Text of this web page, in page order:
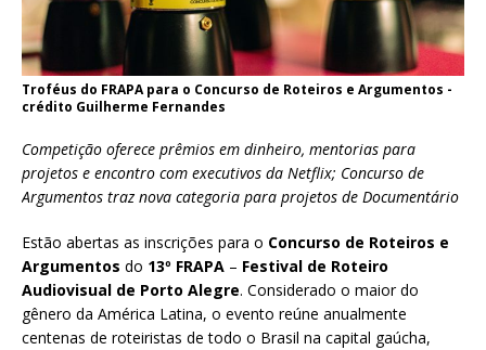
Troféus do FRAPA para o Concurso de Roteiros e Argumentos -
crédito Guilherme Fernandes
Competição oferece prêmios em dinheiro, mentorias para
projetos e encontro com executivos da Netflix; Concurso de
Argumentos traz nova categoria para projetos de Documentário
Estão abertas as inscrições para o Concurso de Roteiros e
Argumentos do 13º FRAPA – Festival de Roteiro
Audiovisual de Porto Alegre. Considerado o maior do
gênero da América Latina, o evento reúne anualmente
centenas de roteiristas de todo o Brasil na capital gaúcha,